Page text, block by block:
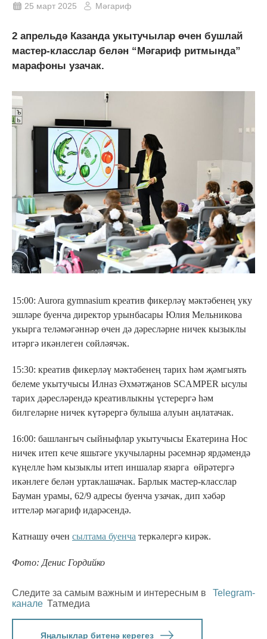
25 март 2025 Мәгариф
2 апрельдә Казанда укытучылар өчен бушлай
мастер-класслар белән “Мәгариф ритмында”
марафоны узачак.
15:00: Aurora gymnasium креатив фикерләү мәктәбенең уку
эшләре буенча директор урынбасары Юлия Мельникова
укырга теләмәгәннәр өчен дә дәресләрне ничек кызыклы
итәргә икәнлеген сөйләячәк.
15:30: креатив фикерләү мәктәбенең тарих һәм җәмгыять
белеме укытучысы Илназ Әхмәтҗанов SCAMPER ысулы
тарих дәресләрендә креативлыкны үстерергә һәм
билгеләрне ничек күтәрергә булыша алуын аңлатачак.
16:00: башлангыч сыйныфлар укытучысы Екатерина Нос
ничек итеп кече яшьтәге укучыларны рәсемнәр ярдәмендә
күңелле һәм кызыклы итеп иншалар язарга өйрәтергә
икәнлеге белән уртаклашачак. Барлык мастер-класслар
Бауман урамы, 62/9 адресы буенча узачак, дип хәбәр
иттеләр мәгариф идарәсендә.
Катнашу өчен сылтама буенча теркәлергә кирәк.
Фото: Денис Гордийко
Следите за самым важным и интересным в
Telegram-
канале Татмедиа
Яңалыклар битенә керегез